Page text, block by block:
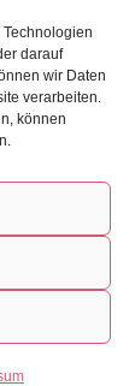
darauf
wir Daten
verarbeiten.
können